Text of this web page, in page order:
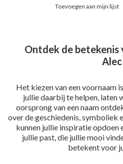
Toevoegen aan mijn lijst
Ontdek de betekenis
Alec
Het kiezen van een voornaam
jullie daarbij te helpen, laten
oorsprong van een naam
over de geschiedenis, symboliek
kunnen jullie inspiratie opdoen
jullie past, die jullie mooi
betekent voor